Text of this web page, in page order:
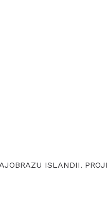
ISLANDII.